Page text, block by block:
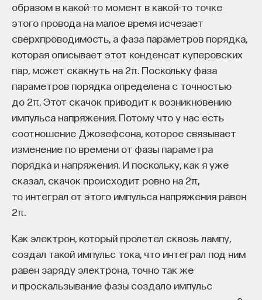
образом в какой-то момент в какой-то точке
этого провода на малое время исчезает
сверхпроводимость, а фаза параметров порядка,
которая описывает этот конденсат куперовских
пар, может скакнуть на 2π. Поскольку фаза
параметров порядка определена с точностью
до 2π. Этот скачок приводит к возникновению
импульса напряжения. Потому что у нас есть
соотношение Джозефсона, которое связывает
изменение по времени от фазы параметра
порядка и напряжения. И поскольку, как я уже
сказал, скачок происходит ровно на 2π,
то интеграл от этого импульса напряжения равен
2π.
Как электрон, который пролетел сквозь лампу,
создал такой импульс тока, что интеграл под ним
равен заряду электрона, точно так же
и проскальзывание фазы создало импульс
Внеси свой вклад в дело
просвещения!
ПОДДЕРЖАТЬ ПОСТНАУКУ